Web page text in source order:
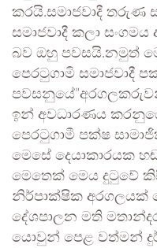
කරයි.සමාජවාදී තරුණ
සමාජවාදී කලා
බව ඔහු පවසයි.නමුත්
පෙරටුගාමි සමාජවාදී
ඉන් අවධාරණය
පෙරටුගාමී පක්ෂ
මෙසේ දෙයාකාරයක
මෙතෙක් මෙය දුටුවේ
නිර්පාක්ෂික අරගලයක්
දේශපාලන මති
යොවුන් පෙළ වත්මන්